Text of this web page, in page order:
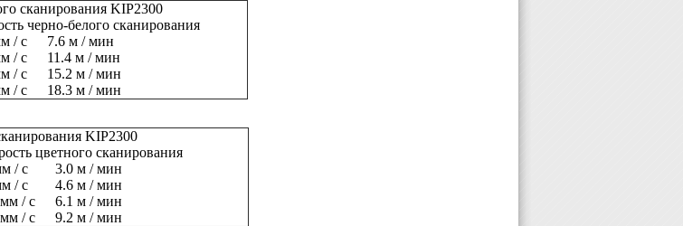
сканирования KIP2300
черно-белого сканирования
/ с
7.6 м / мин
/ с
11.4 м / мин
/ с
15.2 м / мин
/ с 18.3 м / мин
KIP2300
цветного сканирования
/ с
3.0 м / мин
/ с
4.6 м / мин
/ с
6.1 м / мин
/ с 9.2 м / мин